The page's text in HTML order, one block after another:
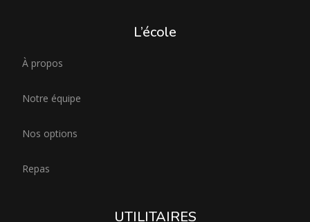
L’école
À propos
Notre équipe
Nos options
Repas
UTILITAIRES